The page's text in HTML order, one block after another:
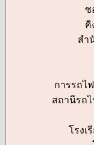
ซ
คิ
สำ
การรถไ
สถานีรถ
โรงเ